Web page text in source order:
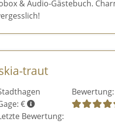
& Audio-Gästebuch.
traut
€
Bewertung:
Bewertung: